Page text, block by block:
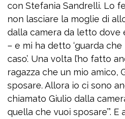
con Stefania Sandrelli. Lo
non lasciare la moglie di
dalla camera da letto dove
– e mi ha detto ‘guarda
caso’. Una volta l’ho fatto
ragazza che un mio amico,
sposare. Allora io ci sono
chiamato Giulio dalla
quella che vuoi sposare’”. E